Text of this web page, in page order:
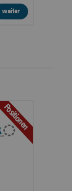
weiter
Positionen